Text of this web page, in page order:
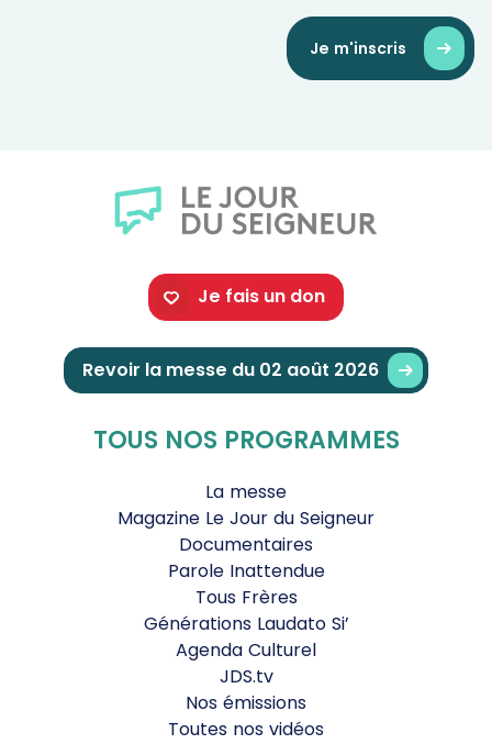
Je m'inscris
Je fais un don
Revoir la messe du 02 août 2026
TOUS NOS PROGRAMMES
La messe
Magazine Le Jour du Seigneur
Documentaires
Parole Inattendue
Tous Frères
Générations Laudato Si’
Agenda Culturel
JDS.tv
Nos émissions
Toutes nos vidéos